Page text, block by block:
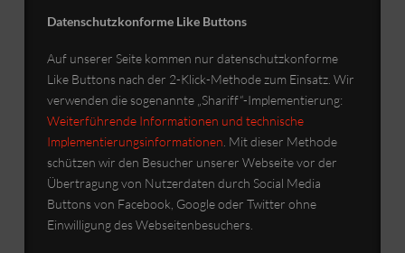
Datenschutzkonforme Like Buttons
Auf unserer Seite kommen nur datenschutzkonforme
Like Buttons nach der 2-Klick-Methode zum Einsatz. Wir
verwenden die sogenannte „Shariff“-Implementierung:
Weiterführende Informationen und technische
Implementierungsinformationen . Mit dieser Methode
schützen wir den Besucher unserer Webseite vor der
Übertragung von Nutzerdaten durch Social Media
Buttons von Facebook, Google oder Twitter ohne
Einwilligung des Webseitenbesuchers.